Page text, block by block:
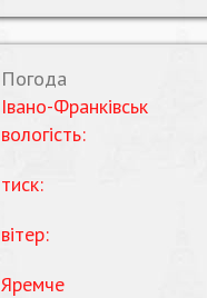
Погода
Івано-Франківськ
вологість:
тиск:
вітер:
Яремче